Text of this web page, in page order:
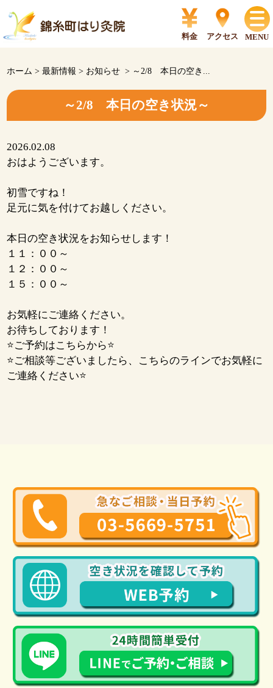
料金 アクセス MENU
ホーム >最新情報 > お知らせ > ～2/8 本日の空き...
～2/8 本日の空き状況～
2026.02.08
おはようございます。
初雪ですね！
足元に気を付けてお越しください。
本日の空き状況をお知らせします！
１１：００～
１２：００～
１５：００～
お気軽にご連絡ください。
お待ちしております！
⭐ご予約はこちらから⭐
⭐ご相談等ございましたら、こちらのラインでお気軽に
ご連絡ください⭐